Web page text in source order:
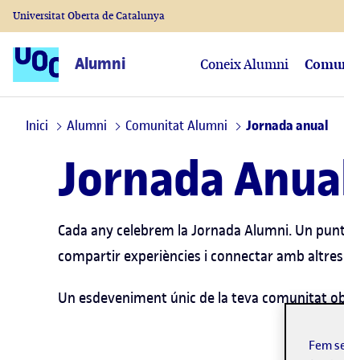
Alumni Coneix Alumni
Universitat Oberta de Catalunya
Inici Alumni Comunitat Alumni Jornada anual
Jornada
Cada any celebrem la Jornada Alumni. Un
compartir experiències i connectar amb
Un esdeveniment únic de la teva comunitat
Fem